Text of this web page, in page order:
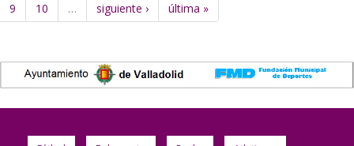
9
10 … siguiente › última »